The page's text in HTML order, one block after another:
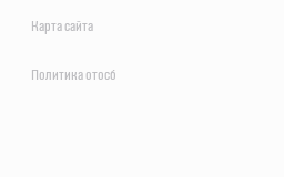
Карта сайта
Политика отосб